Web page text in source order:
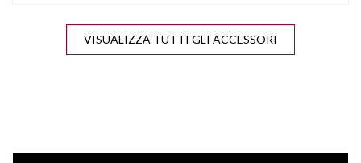
ANTENNA SHARK
BRACCIOLO
VISUALIZZA TUTTI GLI ACCESSORI